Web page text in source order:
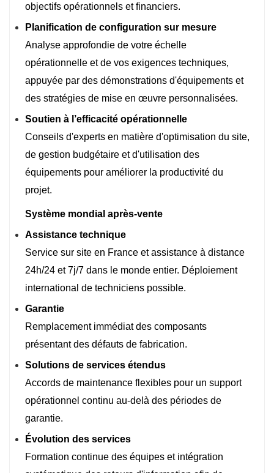
objectifs opérationnels et financiers.
Planification de configuration sur mesure
Analyse approfondie de votre échelle
opérationnelle et de vos exigences techniques,
appuyée par des démonstrations d'équipements et
des stratégies de mise en œuvre personnalisées.
Soutien à l’efficacité opérationnelle
Conseils d'experts en matière d'optimisation du site,
de gestion budgétaire et d'utilisation des
équipements pour améliorer la productivité du
projet.
Système mondial après-vente
Assistance technique
Service sur site en France et assistance à distance
24h/24 et 7j/7 dans le monde entier. Déploiement
international de techniciens possible.
Garantie
Remplacement immédiat des composants
présentant des défauts de fabrication.
Solutions de services étendus
Accords de maintenance flexibles pour un support
opérationnel continu au-delà des périodes de
garantie.
Évolution des services
Formation continue des équipes et intégration